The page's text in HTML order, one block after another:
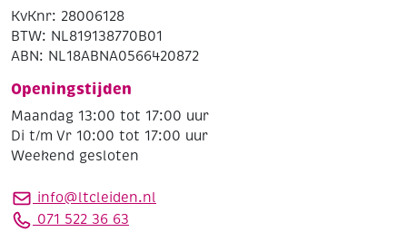
KvKnr: 28006128
BTW: NL819138770B01
ABN: NL18ABNA0566420872
Openingstijden
Maandag 13:00 tot 17:00 uur
Di t/m Vr 10:00 tot 17:00 uur
Weekend gesloten
info@ltcleiden.nl
071 522 36 63